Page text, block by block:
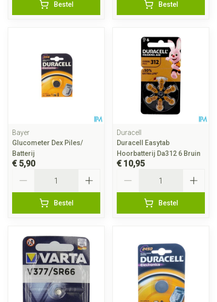
Bestel Bestel
Bayer
Glucometer Dex Piles/
Batterij
€ 5,90
Bestel
Duracell
Duracell Easytab
Hoorbatterij Da312 6 Bruin
€ 10,95
Bestel